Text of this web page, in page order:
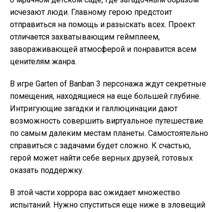
исчезают люди. Главному герою предстоит
отправиться на помощь и разыскать всех. Проект
отличается захватывающим геймплеем,
завораживающей атмосферой и понравится всем
ценителям жанра.
В игре Garten of Banban 3 персонажа ждут секретные
помещения, находящиеся на еще большей глубине.
Интригующие загадки и галлюцинации дают
возможность совершить виртуальное путешествие
по самым далеким местам планеты. Самостоятельно
справиться с задачами будет сложно. К счастью,
герой может найти себе верных друзей, готовых
оказать поддержку.
В этой части хоррора вас ожидает множество
испытаний. Нужно спуститься еще ниже в зловещий